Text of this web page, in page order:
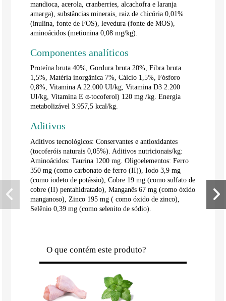
mandioca, acerola, cranberries, alcachofra e laranja
amarga), substâncias minerais, raiz de chicória 0,01%
(inulina, fonte de FOS), levedura (fonte de MOS),
aminoácidos (metionina 0,08 mg/kg).
Componentes analíticos
Proteína bruta 40%, Gordura bruta 20%, Fibra bruta
1,5%, Matéria inorgânica 7%, Cálcio 1,5%, Fósforo
0,8%, Vitamina A 22.000 UI/kg, Vitamina D3 2.200
UI/kg, Vitamina E α-tocoferol) 120 mg /kg. Energia
metabolizável 3.957,5 kcal/kg.
Aditivos
Aditivos tecnológicos: Conservantes e antioxidantes
(tocoferóis naturais 0,05%). Aditivos nutricionais/kg:
Aminoácidos: Taurina 1200 mg. Oligoelementos: Ferro
350 mg (como carbonato de ferro (II)), Iodo 3,9 mg
(como iodeto de potássio), Cobre 19 mg (como sulfato de
cobre (II) pentahidratado), Manganês 67 mg (como óxido
manganoso), Zinco 195 mg ( como óxido de zinco),
Selênio 0,39 mg (como selenito de sódio).
O que contém este produto?